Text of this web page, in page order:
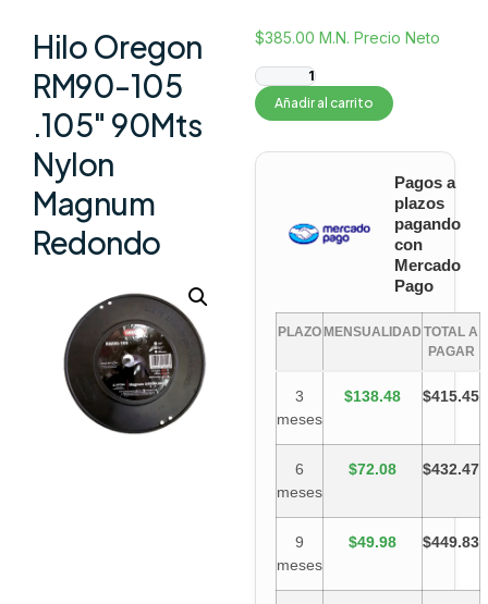
Hilo Oregon
RM90-105
.105″ 90Mts
Nylon
Magnum
Redondo
$385.00 M.N. Precio Neto
Añadir al carrito
Pagos a
plazos
pagando
con
Mercado
Pago
PLAZO MENSUALIDAD TOTAL A
PAGAR
3
meses
$138.48 $415.45
6
meses
$72.08 $432.47
9
meses
$49.98 $449.83